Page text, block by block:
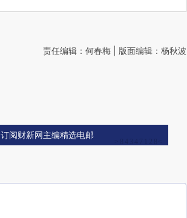
责任编辑：何春梅 | 版面编辑：杨秋波
订阅财新网主编精选电邮